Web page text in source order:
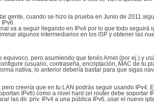
gente, cuando se hizo la prueba en Junio de 2011
va a seguir llegando en IPv4 por lo que todo
algunos intermediarios en los ISP y obtener las
equivoco, pero asumiendo que tenés Arnet (por ej.) y
(usuario, contraseña, encriptación, MAC de tu
nativa, lo anterior debería bastar para que sigas
creería que en tu LAN podrás seguir usando IPv4.
IPv6) como a nivel hard (el router debe
las dir. priv. IPv4 a una pública IPv6, usar el nuevo